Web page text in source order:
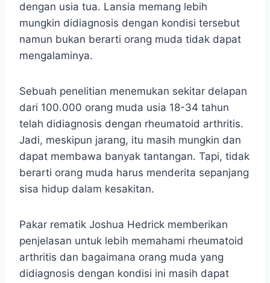
dengan usia tua. Lansia memang lebih
mungkin didiagnosis dengan kondisi tersebut
namun bukan berarti orang muda tidak dapat
mengalaminya.
Sebuah penelitian menemukan sekitar delapan
dari 100.000 orang muda usia 18-34 tahun
telah didiagnosis dengan rheumatoid arthritis.
Jadi, meskipun jarang, itu masih mungkin dan
dapat membawa banyak tantangan. Tapi, tidak
berarti orang muda harus menderita sepanjang
sisa hidup dalam kesakitan.
Pakar rematik Joshua Hedrick memberikan
penjelasan untuk lebih memahami rheumatoid
arthritis dan bagaimana orang muda yang
didiagnosis dengan kondisi ini masih dapat